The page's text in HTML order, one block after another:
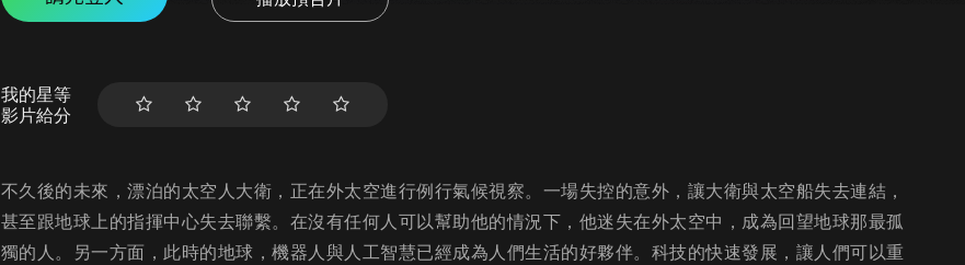
我的星等
影片給分
不久後的未來，漂泊的太空人大衛，正在外太空進行例行氣候視察。一場失控的意外，讓大衛與太空船失去連結，
甚至跟地球上的指揮中心失去聯繫。在沒有任何人可以幫助他的情況下，他迷失在外太空中，成為回望地球那最孤
獨的人。另一方面，此時的地球，機器人與人工智慧已經成為人們生活的好夥伴。科技的快速發展，讓人們可以重